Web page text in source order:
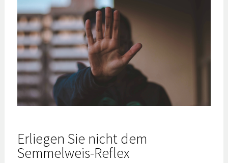
Erliegen Sie nicht dem
Semmelweis-Reflex